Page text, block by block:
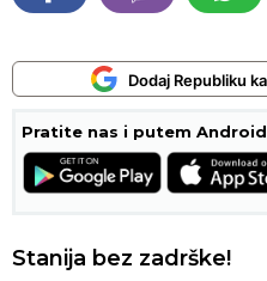
Dodaj Republiku
Pratite nas i putem
Stanija bez zadrške!